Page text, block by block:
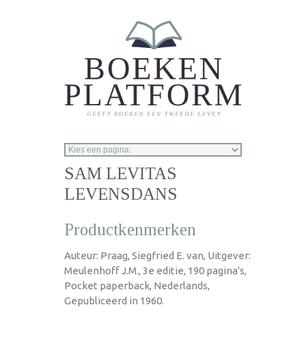
SAM LEVITAS
LEVENSDANS
Productkenmerken
Auteur: Praag, Siegfried E. van, Uitgever:
Meulenhoff J.M., 3e editie, 190 pagina's,
Pocket paperback, Nederlands,
Gepubliceerd in 1960.